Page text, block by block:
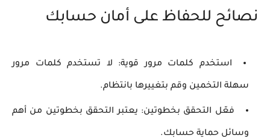
نصائح للحفاظ على أمان حسابك
استخدم كلمات مرور قوية: لا تستخدم كلمات مرور
سهلة التخمين وقم بتغييرها بانتظام.
فعّل التحقق بخطوتين: يعتبر التحقق بخطوتين من أهم
وسائل حماية حسابك.